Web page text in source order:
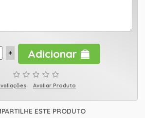
Adicionar
Avaliar Produto
ESTE PRODUTO